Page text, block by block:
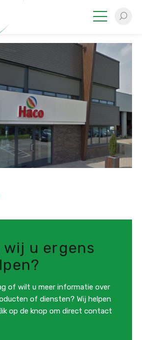
wij u ergens
of wilt u meer informatie over
of diensten? Wij helpen
op de knop om direct contact